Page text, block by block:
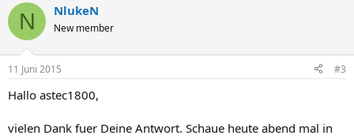
N NlukeN
New member
11 Juni 2015 #3
Hallo astec1800,
vielen Dank fuer Deine Antwort. Schaue heute abend mal in